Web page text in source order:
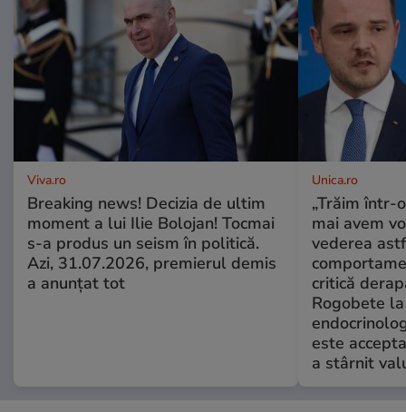
Viva.ro
Breaking news! Decizia de ultim
moment a lui Ilie Bolojan! Tocmai
s-a produs un seism în politică.
Azi, 31.07.2026, premierul demis
a anunțat tot
Unica.ro
„Trăim într-
mai avem
vederea
critică
Rogobete
este
a stârnit